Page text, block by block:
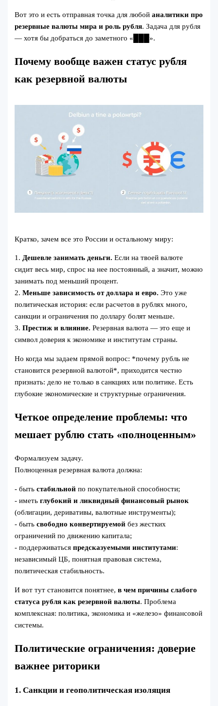
Вот это и есть отправная точка для любойаналитики про
резервные валюты мира и роль рубля. Задача для рубля
— хотя бы добраться до заметного «███».
Почему вообще важен статус рубля
как резервной валюты
Кратко, зачем все это России и остальному миру:
1.Дешевле занимать деньги. Если на твоей валюте
сидит весь мир, спрос на нее постоянный, а значит, можно
занимать под меньший процент.
2.Меньше зависимость от доллара и евро. Это уже
политическая история: если расчетов в рублях много,
санкции и ограничения по доллару болят меньше.
3.Престиж и влияние. Резервная валюта — это еще и
символ доверия к экономике и институтам страны.
Но когда мы задаем прямой вопрос: *почему рубль не
становится резервной валютой*, приходится честно
признать: дело не только в санкциях или политике. Есть
глубокие экономические и структурные ограничения.
Четкое определение проблемы: что
мешает рублю стать «полноценным»
Формализуем задачу.
Полноценная резервная валюта должна:
- бытьстабильной по покупательной способности;
- иметьглубокий и ликвидный финансовый рынок
(облигации, деривативы, валютные инструменты);
- бытьсвободно конвертируемой без жестких
ограничений по движению капитала;
- поддерживатьсяпредсказуемыми институтами:
независимый ЦБ, понятная правовая система,
политическая стабильность.
И вот тут становится понятнее,в чем причины слабого
статуса рубля как резервной валюты. Проблема
комплексная: политика, экономика и «железо» финансовой
системы.
Политические ограничения: доверие
важнее риторики
1. Санкции и геополитическая изоляция